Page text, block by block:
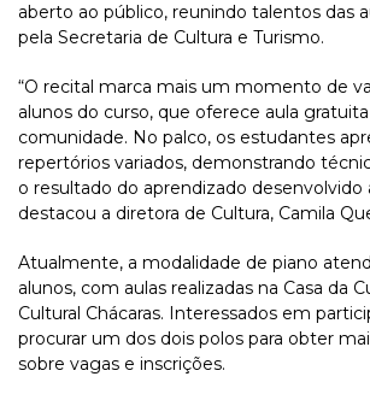
aberto ao público, reunindo talentos das
pela Secretaria de Cultura e Turismo.
“O recital marca mais um momento de
alunos do curso, que oferece aula
comunidade. No palco, os estudantes
repertórios variados, demonstrando
o resultado do aprendizado desenvolvido
destacou a diretora de Cultura, Camila
Atualmente, a modalidade de piano
alunos, com aulas realizadas na Casa da
Cultural Chácaras. Interessados em
procurar um dos dois polos para obter
sobre vagas e inscrições.